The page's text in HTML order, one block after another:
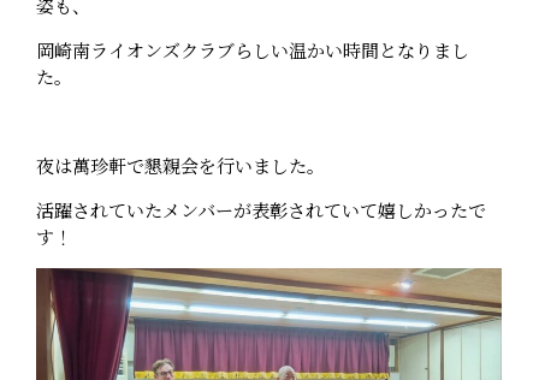
姿も、
岡崎南ライオンズクラブらしい温かい時間となりまし
た。
夜は萬珍軒で懇親会を行いました。
活躍されていたメンバーが表彰されていて嬉しかったで
す！